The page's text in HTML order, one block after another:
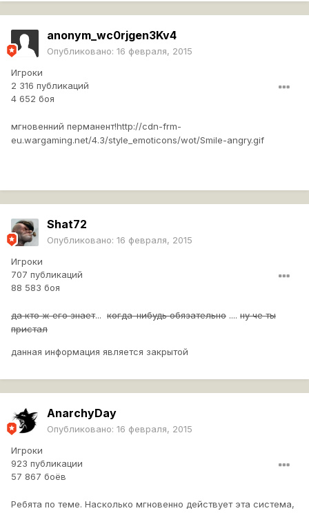
anonym_wc0rjgen3Kv4
Опубликовано: 16 февраля, 2015
Игроки
2 316 публикаций
4 652 боя
мгновенний перманент!http://cdn-frm-
eu.wargaming.net/4.3/style_emoticons/wot/Smile-angry.gif
Shat72
Опубликовано: 16 февраля, 2015
Игроки
707 публикаций
88 583 боя
да кто ж его знает... когда-нибудь обязательно .... ну че ты
пристал
данная информация является закрытой
AnarchyDay
Опубликовано: 16 февраля, 2015
Игроки
923 публикации
57 867 боёв
Ребята по теме. Насколько мгновенно действует эта система,